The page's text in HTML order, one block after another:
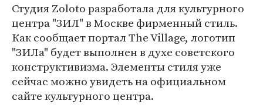
Студия Zoloto разработала для культурного
центра "ЗИЛ" в Москве фирменный стиль.
Как сообщает портал The Village, логотип
"ЗИЛа" будет выполнен в духе советского
конструктивизма. Элементы стиля уже
сейчас можно увидеть на официальном
сайте культурного центра.